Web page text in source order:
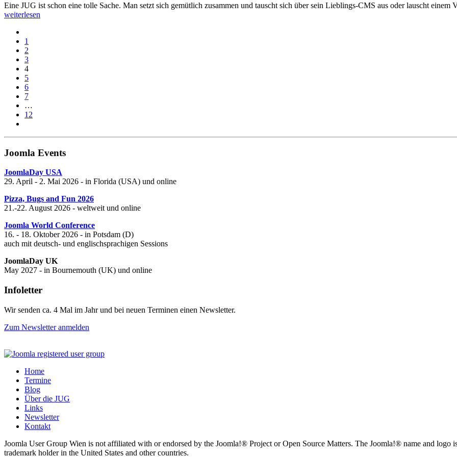
Eine JUG ist schon eine tolle Sache. Man setzt sich gemütlich zusammen und tauscht sich über sein Lieblings-CMS aus oder lauscht
weiterlesen
1
2
3
4
5
6
7
…
12
Joomla Events
JoomlaDay USA
29. April - 2. Mai 2026 - in Florida (USA) und online
Pizza, Bugs and Fun 2026
21.-22. August 2026 - weltweit und online
Joomla World Conference
16. - 18. Oktober 2026 - in Potsdam (D)
auch mit deutsch- und englischsprachigen Sessions
JoomlaDay UK
May 2027 - in Bournemouth (UK) und online
Infoletter
Wir senden ca. 4 Mal im Jahr und bei neuen Terminen einen Newsletter.
Zum Newsletter anmelden
Home
Termine
Blog
Über die JUG
Links
Newsletter
Kontakt
Joomla User Group Wien is not affiliated with or endorsed by the Joomla!® Project or Open Source Matters. The Joomla!® name and logo
trademark holder in the United States and other countries.